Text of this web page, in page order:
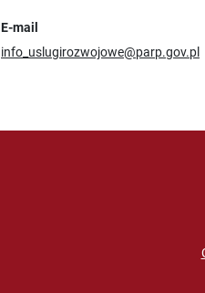
E-mail
info_uslugirozwojowe@parp.gov.pl